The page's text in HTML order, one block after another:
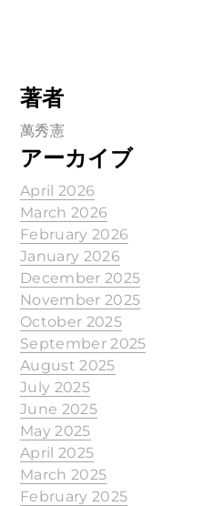
著者
萬秀憲
アーカイブ
April 2026
March 2026
February 2026
January 2026
December 2025
November 2025
October 2025
September 2025
August 2025
July 2025
June 2025
May 2025
April 2025
March 2025
February 2025